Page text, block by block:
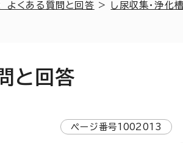
よくある質問と回答 > し尿収集・浄
と回答
ページ番号1002013